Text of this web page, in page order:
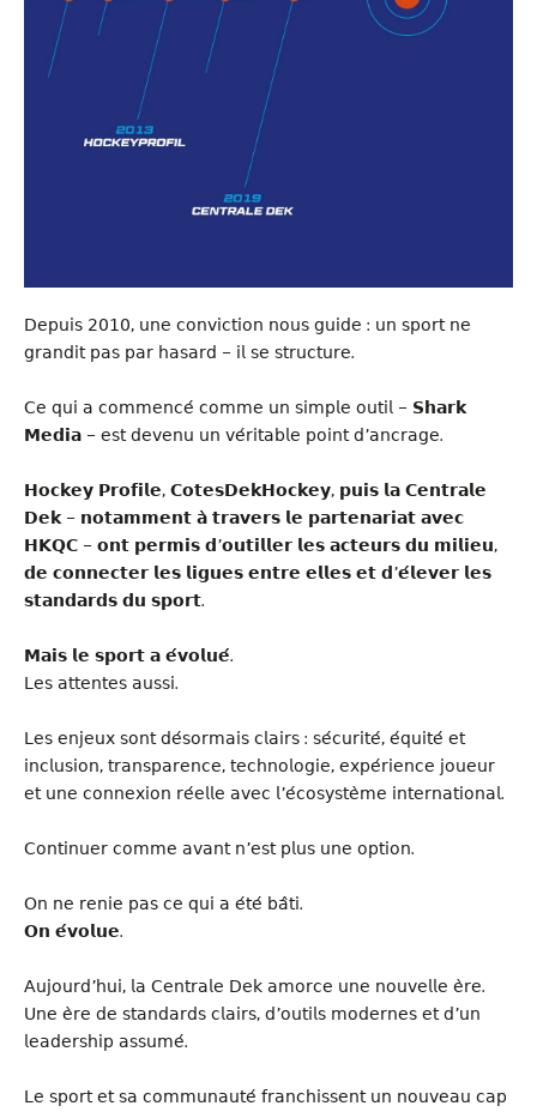
𝖣𝖾𝗉𝗎𝗂𝗌 𝟤𝟢𝟣𝟢, 𝗎𝗇𝖾 𝖼𝗈𝗇𝗏𝗂𝖼𝗍𝗂𝗈𝗇 𝗇𝗈𝗎𝗌 𝗀𝗎𝗂𝖽𝖾 : 𝗎𝗇 𝗌𝗉𝗈𝗋𝗍 𝗇𝖾
𝗀𝗋𝖺𝗇𝖽𝗂𝗍 𝗉𝖺𝗌 𝗉𝖺𝗋 𝗁𝖺𝗌𝖺𝗋𝖽 – 𝗂𝗅 𝗌𝖾 𝗌𝗍𝗋𝗎𝖼𝗍𝗎𝗋𝖾.
𝖢𝖾 𝗊𝗎𝗂 𝖺 𝖼𝗈𝗆𝗆𝖾𝗇𝖼𝖾́ 𝖼𝗈𝗆𝗆𝖾 𝗎𝗇 𝗌𝗂𝗆𝗉𝗅𝖾 𝗈𝗎𝗍𝗂𝗅 – 𝗦𝗵𝗮𝗿𝗸
𝗠𝗲𝗱𝗶𝗮 – 𝖾𝗌𝗍 𝖽𝖾𝗏𝖾𝗇𝗎 𝗎𝗇 𝗏𝖾́𝗋𝗂𝗍𝖺𝖻𝗅𝖾 𝗉𝗈𝗂𝗇𝗍 𝖽’𝖺𝗇𝖼𝗋𝖺𝗀𝖾.
𝗛𝗼𝗰𝗸𝗲𝘆 𝗣𝗿𝗼𝗳𝗶𝗹𝗲, 𝗖𝗼𝘁𝗲𝘀𝗗𝗲𝗸𝗛𝗼𝗰𝗸𝗲𝘆, 𝗽𝘂𝗶𝘀 𝗹𝗮 𝗖𝗲𝗻𝘁𝗿𝗮𝗹𝗲
𝗗𝗲𝗸 – 𝗻𝗼𝘁𝗮𝗺𝗺𝗲𝗻𝘁 𝗮̀ 𝘁𝗿𝗮𝘃𝗲𝗿𝘀 𝗹𝗲 𝗽𝗮𝗿𝘁𝗲𝗻𝗮𝗿𝗶𝗮𝘁 𝗮𝘃𝗲𝗰
𝗛𝗞𝗤𝗖 – 𝗼𝗻𝘁 𝗽𝗲𝗿𝗺𝗶𝘀 𝗱’𝗼𝘂𝘁𝗶𝗹𝗹𝗲𝗿 𝗹𝗲𝘀 𝗮𝗰𝘁𝗲𝘂𝗿𝘀 𝗱𝘂 𝗺𝗶𝗹𝗶𝗲𝘂,
𝗱𝗲 𝗰𝗼𝗻𝗻𝗲𝗰𝘁𝗲𝗿 𝗹𝗲𝘀 𝗹𝗶𝗴𝘂𝗲𝘀 𝗲𝗻𝘁𝗿𝗲 𝗲𝗹𝗹𝗲𝘀 𝗲𝘁 𝗱’𝗲́𝗹𝗲𝘃𝗲𝗿 𝗹𝗲𝘀
𝘀𝘁𝗮𝗻𝗱𝗮𝗿𝗱𝘀 𝗱𝘂 𝘀𝗽𝗼𝗿𝘁.
𝗠𝗮𝗶𝘀 𝗹𝗲 𝘀𝗽𝗼𝗿𝘁 𝗮 𝗲́𝘃𝗼𝗹𝘂𝗲́.
𝖫𝖾𝗌 𝖺𝗍𝗍𝖾𝗇𝗍𝖾𝗌 𝖺𝗎𝗌𝗌𝗂.
𝖫𝖾𝗌 𝖾𝗇𝗃𝖾𝗎𝗑 𝗌𝗈𝗇𝗍 𝖽𝖾́𝗌𝗈𝗋𝗆𝖺𝗂𝗌 𝖼𝗅𝖺𝗂𝗋𝗌 : 𝗌𝖾́𝖼𝗎𝗋𝗂𝗍𝖾́, 𝖾́𝗊𝗎𝗂𝗍𝖾́ 𝖾𝗍
𝗂𝗇𝖼𝗅𝗎𝗌𝗂𝗈𝗇, 𝗍𝗋𝖺𝗇𝗌𝗉𝖺𝗋𝖾𝗇𝖼𝖾, 𝗍𝖾𝖼𝗁𝗇𝗈𝗅𝗈𝗀𝗂𝖾, 𝖾𝗑𝗉𝖾́𝗋𝗂𝖾𝗇𝖼𝖾 𝗃𝗈𝗎𝖾𝗎𝗋
𝖾𝗍 𝗎𝗇𝖾 𝖼𝗈𝗇𝗇𝖾𝗑𝗂𝗈𝗇 𝗋𝖾́𝖾𝗅𝗅𝖾 𝖺𝗏𝖾𝖼 𝗅’𝖾́𝖼𝗈𝗌𝗒𝗌𝗍𝖾̀𝗆𝖾 𝗂𝗇𝗍𝖾𝗋𝗇𝖺𝗍𝗂𝗈𝗇𝖺𝗅.
𝖢𝗈𝗇𝗍𝗂𝗇𝗎𝖾𝗋 𝖼𝗈𝗆𝗆𝖾 𝖺𝗏𝖺𝗇𝗍 𝗇’𝖾𝗌𝗍 𝗉𝗅𝗎𝗌 𝗎𝗇𝖾 𝗈𝗉𝗍𝗂𝗈𝗇.
𝖮𝗇 𝗇𝖾 𝗋𝖾𝗇𝗂𝖾 𝗉𝖺𝗌 𝖼𝖾 𝗊𝗎𝗂 𝖺 𝖾́𝗍𝖾́ 𝖻𝖺̂𝗍𝗂.
𝗢𝗻 𝗲́𝘃𝗼𝗹𝘂𝗲.
𝖠𝗎𝗃𝗈𝗎𝗋𝖽’𝗁𝗎𝗂, 𝗅𝖺 𝖢𝖾𝗇𝗍𝗋𝖺𝗅𝖾 𝖣𝖾𝗄 𝖺𝗆𝗈𝗋𝖼𝖾 𝗎𝗇𝖾 𝗇𝗈𝗎𝗏𝖾𝗅𝗅𝖾 𝖾̀𝗋𝖾.
𝖴𝗇𝖾 𝖾̀𝗋𝖾 𝖽𝖾 𝗌𝗍𝖺𝗇𝖽𝖺𝗋𝖽𝗌 𝖼𝗅𝖺𝗂𝗋𝗌, 𝖽’𝗈𝗎𝗍𝗂𝗅𝗌 𝗆𝗈𝖽𝖾𝗋𝗇𝖾𝗌 𝖾𝗍 𝖽’𝗎𝗇
𝗅𝖾𝖺𝖽𝖾𝗋𝗌𝗁𝗂𝗉 𝖺𝗌𝗌𝗎𝗆𝖾́.
𝖫𝖾 𝗌𝗉𝗈𝗋𝗍 𝖾𝗍 𝗌𝖺 𝖼𝗈𝗆𝗆𝗎𝗇𝖺𝗎𝗍𝖾́ 𝖿𝗋𝖺𝗇𝖼𝗁𝗂𝗌𝗌𝖾𝗇𝗍 𝗎𝗇 𝗇𝗈𝗎𝗏𝖾𝖺𝗎 𝖼𝖺𝗉